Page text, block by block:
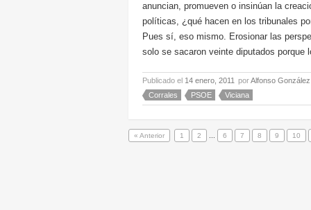
anuncian, promueven o insinúan la
políticas, ¿qué hacen en los tribunales
Pues sí, eso mismo. Erosionar las
solo se sacaron veinte diputados porque
Publicado el 14 enero, 2011 porAlfonso
Corrales
PSOE Viciana
« Anterior 1 2 6 7 8 9 10